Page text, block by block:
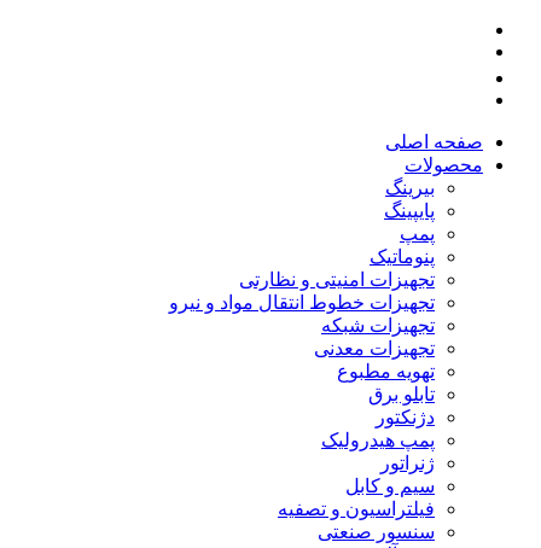
صفحه اصلی
محصولات
بیرینگ
پایپینگ
پمپ
پنوماتیک
تجهیزات امنیتی و نظارتی
تجهیزات خطوط انتقال مواد و نیرو
تجهیزات شبکه
تجهیزات معدنی
تهویه مطبوع
تابلو برق
دژنکتور
پمپ هیدرولیک
ژنراتور
سیم و کابل
فیلتراسیون و تصفیه
سنسور صنعتی